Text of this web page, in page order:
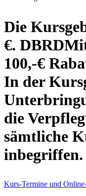
Die
€.
100,-€
In der
die
sämtliche
inbegriffen.
Kurs-Termine und